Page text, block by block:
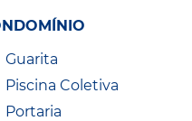
Guarita
Piscina Coletiva
Portaria